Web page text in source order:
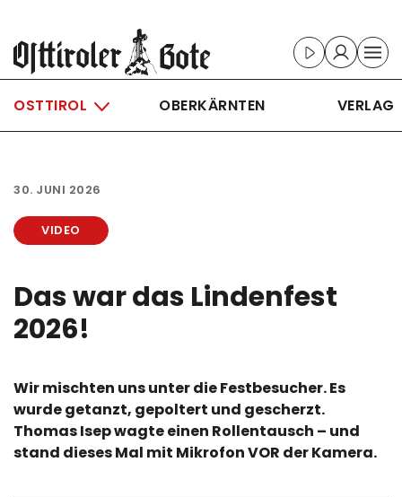
Skip to main content
OSTTIROL OBERKÄRNTEN VERLAG
30. JUNI 2026
VIDEO
Das war das Lindenfest
2026!
Wir mischten uns unter die Festbesucher. Es
wurde getanzt, gepoltert und gescherzt.
Thomas Isep wagte einen Rollentausch – und
stand dieses Mal mit Mikrofon VOR der Kamera.